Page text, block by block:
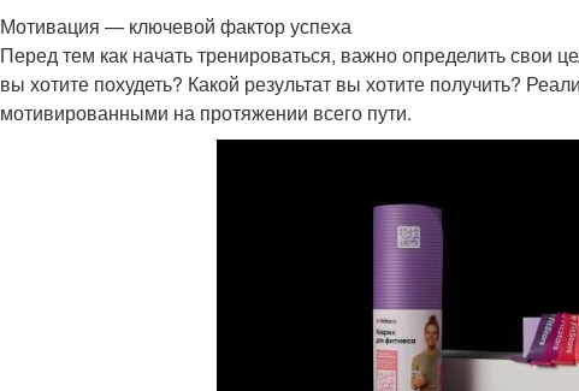
Мотивация — ключевой фактор успеха
Перед тем как начать тренироваться, важно определить свои
вы хотите похудеть? Какой результат вы хотите получить?
мотивированными на протяжении всего пути.